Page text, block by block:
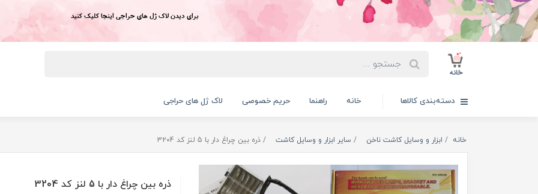
برای دیدن لاک ژل های حراجی اینجا کلیک کنید
دسته‌بندی کالاها خانه راهنما حریم خصوصی لاک ژل های حراجی
خانه ابزار و وسایل کاشت ناخن سایر ابزار و وسایل کاشت ذره بین چراغ دار با 5 لنز کد 3204
ذره بین چراغ دار با 5 لنز کد 3204